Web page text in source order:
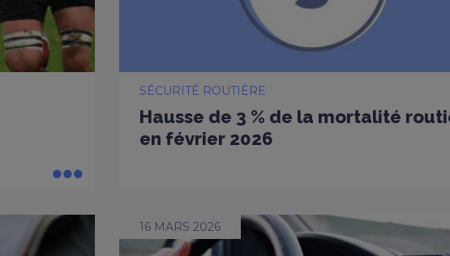
SÉCURITÉ ROUTIÈRE
Hausse de 3 % de la mortalité
en février 2026
16 MARS 2026